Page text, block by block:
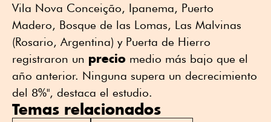
Vila Nova Conceição, Ipanema, Puerto
Madero, Bosque de las Lomas, Las Malvinas
(Rosario, Argentina) y Puerta de Hierro
registraron un precio medio más bajo que el
año anterior. Ninguna supera un decrecimiento
del 8%", destaca el estudio.
Temas relacionados